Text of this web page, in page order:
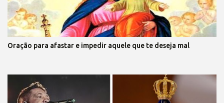
Oração para afastar e impedir aquele que te deseja mal